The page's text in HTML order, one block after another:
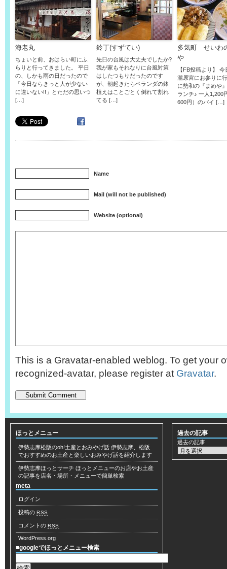
海老丸
ちょいと前、おはらい町にふ
らりと行ってきました。 平日
の、しかも雨の日だったので
「今日ならきっと人が少ない
に違いない!!」とただの思いつ
[…]
鈴丁(すずてい)
先日の台風は大丈夫でしたか?
我が家もそれなりに台風対策
はしたつもりだったのです
が、朝起きたらベランダの鉢
植えはことごとく倒れて割れ
てる […]
多気町 せいわ
や
【FB投稿より】
瀧原宮にお参りに
に勢和の『まめや
ランチ♪ 一人1,200
600円）のバイ […]
Name
Mail (will not be published)
Website (optional)
This is a Gravatar-enabled weblog. To get your
recognized-avatar, please register at Gravatar.
ほっとメニュー
伊勢志摩松阪のoh!土産とおみやげ話 伊勢志摩、松阪
でおすすめのお土産と楽しいおみやげ話を紹介します
伊勢志摩ほっとサーチ ほっとメニューのお店やお土産
の記事を店名・場所・メニューで簡単検索
meta
ログイン
投稿の RSS
コメントの RSS
WordPress.org
■googleでほっとメニュー検索
過去の記事
過去の記事